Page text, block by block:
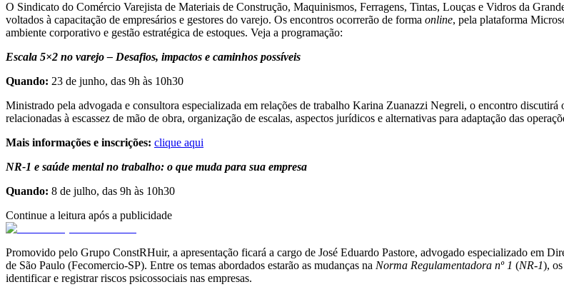
O Sindicato do Comércio Varejista de Materiais de Construção, Maquinismos, Ferragens, Tintas, Louças e Vidros da
voltados à capacitação de empresários e gestores do varejo. Os encontros ocorrerão de forma online, pela plataforma
ambiente corporativo e gestão estratégica de estoques. Veja a programação:
Escala 5×2 no varejo – Desafios, impactos e caminhos possíveis
Quando: 23 de junho, das 9h às 10h30
Ministrado pela advogada e consultora especializada em relações de trabalho Karina Zuanazzi Negreli, o encontro
relacionadas à escassez de mão de obra, organização de escalas, aspectos jurídicos e alternativas para adaptação das
Mais informações e inscrições: clique aqui
NR-1 e saúde mental no trabalho: o que muda para sua empresa
Quando: 8 de julho, das 9h às 10h30
Continue a leitura após a publicidade
Promovido pelo Grupo ConstRHuir, a apresentação ficará a cargo de José Eduardo Pastore, advogado especializado em
de São Paulo (Fecomercio-SP). Entre os temas abordados estarão as mudanças na Norma Regulamentadora nº 1 (NR-1),
identificar e registrar riscos psicossociais nas empresas.